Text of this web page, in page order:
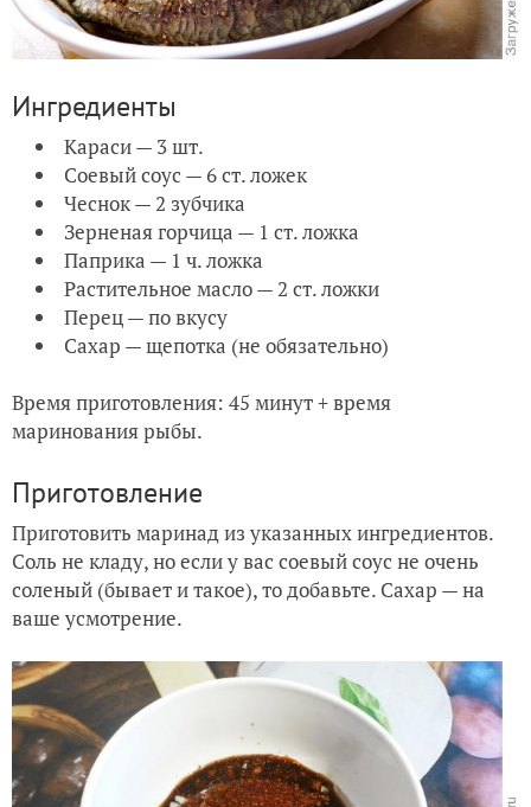
Ингредиенты
Караси — 3 шт.
Соевый соус — 6 ст. ложек
Чеснок — 2 зубчика
Зерненая горчица — 1 ст. ложка
Паприка — 1 ч. ложка
Растительное масло — 2 ст. ложки
Перец — по вкусу
Сахар — щепотка (не обязательно)
Время приготовления: 45 минут + время
маринования рыбы.
Приготовление
Приготовить маринад из указанных ингредиентов.
Соль не кладу, но если у вас соевый соус не очень
соленый (бывает и такое), то добавьте. Сахар — на
ваше усмотрение.